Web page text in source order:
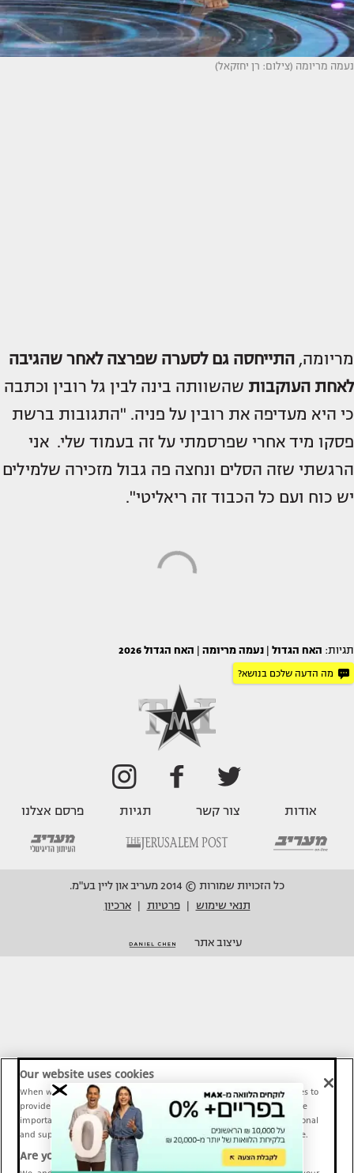
נעמה מריומה (צילום: רן יחזקאל)
מריומה, התייחסה גם לסערה שפרצה לאחר שהגיבה
לאחת העוקבות שהשוותה בינה לבין גל רובין וכתבה
כי היא מעדיפה את רובין על פניה. "התגובות ברשת
פסקו מיד אחרי שפרסמתי על זה בעמוד שלי. אני
הרגשתי שזה הסלים ונחצה פה גבול מזכירה שלמילים
יש כוח ועם כל הכבוד זה ריאליטי".
תגיות: האח הגדול נעמה מריומה האח הגדול 2026
מה הדעה שלכם בנושא?
אודות צור קשר תגיות פרסם אצלנו
כל הזכויות שמורות © 2014 מעריב און ליין בע"מ.
תנאי שימוש
פרטיות ארכיון
עיצוב אתר
Our website uses cookies
When we provide Maariv, TMI and Sport1 content online, we use cookies to
provide social media features and to analyze our traffic. These tools are
important and necessary for our website functionality. Others are optional
and support Maariv, TMI and Sport1 activity and your online experience.
Are you happy to accept cookies?